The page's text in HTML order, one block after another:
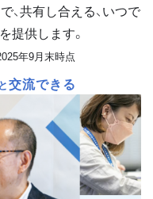
、共有し合える、いつで
提供します。
年9月末時点
交流できる